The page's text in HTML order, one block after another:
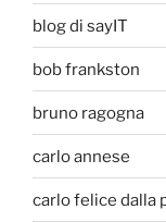
blog di sayIT
bob frankston
bruno ragogna
carlo annese
carlo felice dalla